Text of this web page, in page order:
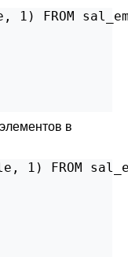
1) FROM
в
1) FROM